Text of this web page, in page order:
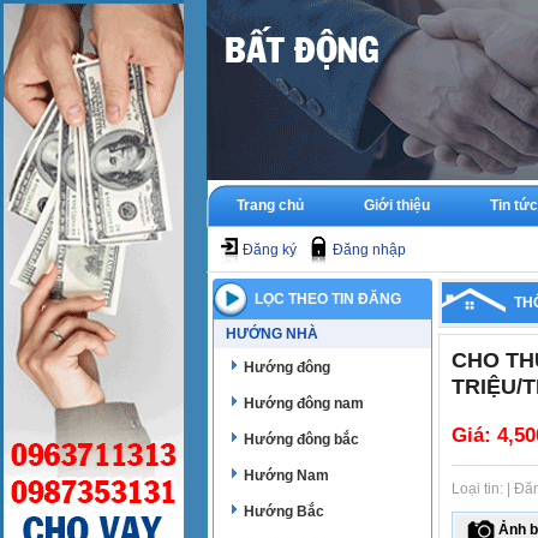
Trang chủ Giới thiệu Tin tức
Đăng ký Đăng nhập
LỌC THEO TIN ĐĂNG
HƯỚNG NHÀ
Hướng đông
Hướng đông nam
Hướng đông bắc
Hướng Nam
Hướng Bắc
CHO
TRIỆU/
Giá:
Loại tin: |
Ảnh